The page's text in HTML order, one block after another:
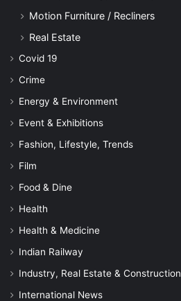
Motion Furniture / Recliners
Real Estate
Covid 19
Crime
Energy & Environment
Event & Exhibitions
Fashion, Lifestyle, Trends
Film
Food & Dine
Health
Health & Medicine
Indian Railway
Industry, Real Estate & Construction
International News